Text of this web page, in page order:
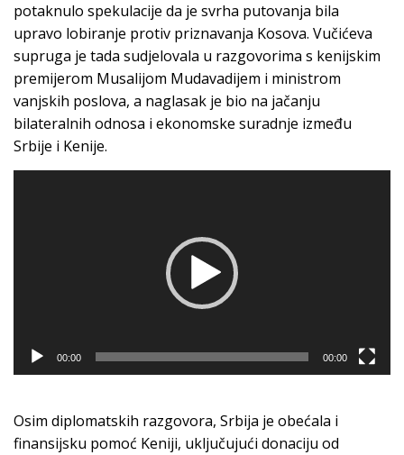
potaknulo spekulacije da je svrha putovanja bila
upravo lobiranje protiv priznavanja Kosova. Vučićeva
supruga je tada sudjelovala u razgovorima s kenijskim
premijerom Musalijom Mudavadijem i ministrom
vanjskih poslova, a naglasak je bio na jačanju
bilateralnih odnosa i ekonomske suradnje između
Srbije i Kenije.
00:00 00:00
Osim diplomatskih razgovora, Srbija je obećala i
finansijsku pomoć Keniji, uključujući donaciju od